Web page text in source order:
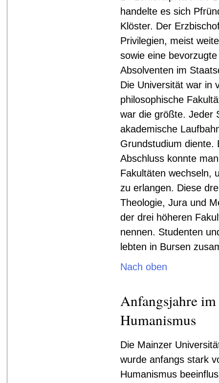
handelte es sich
Klöster. Der
Privilegien, meist
sowie eine
Absolventen im
Die Universität war in
philosophische
war die größte. Jeder
akademische
Grundstudium diente.
Abschluss konnte
Fakultäten wechseln,
zu erlangen. Diese
Theologie, Jura und
der drei höheren
nennen. Studenten
lebten in Bursen
Nach oben
Anfangsjahre
Humanismus
Die Mainzer
wurde anfangs stark
Humanismus